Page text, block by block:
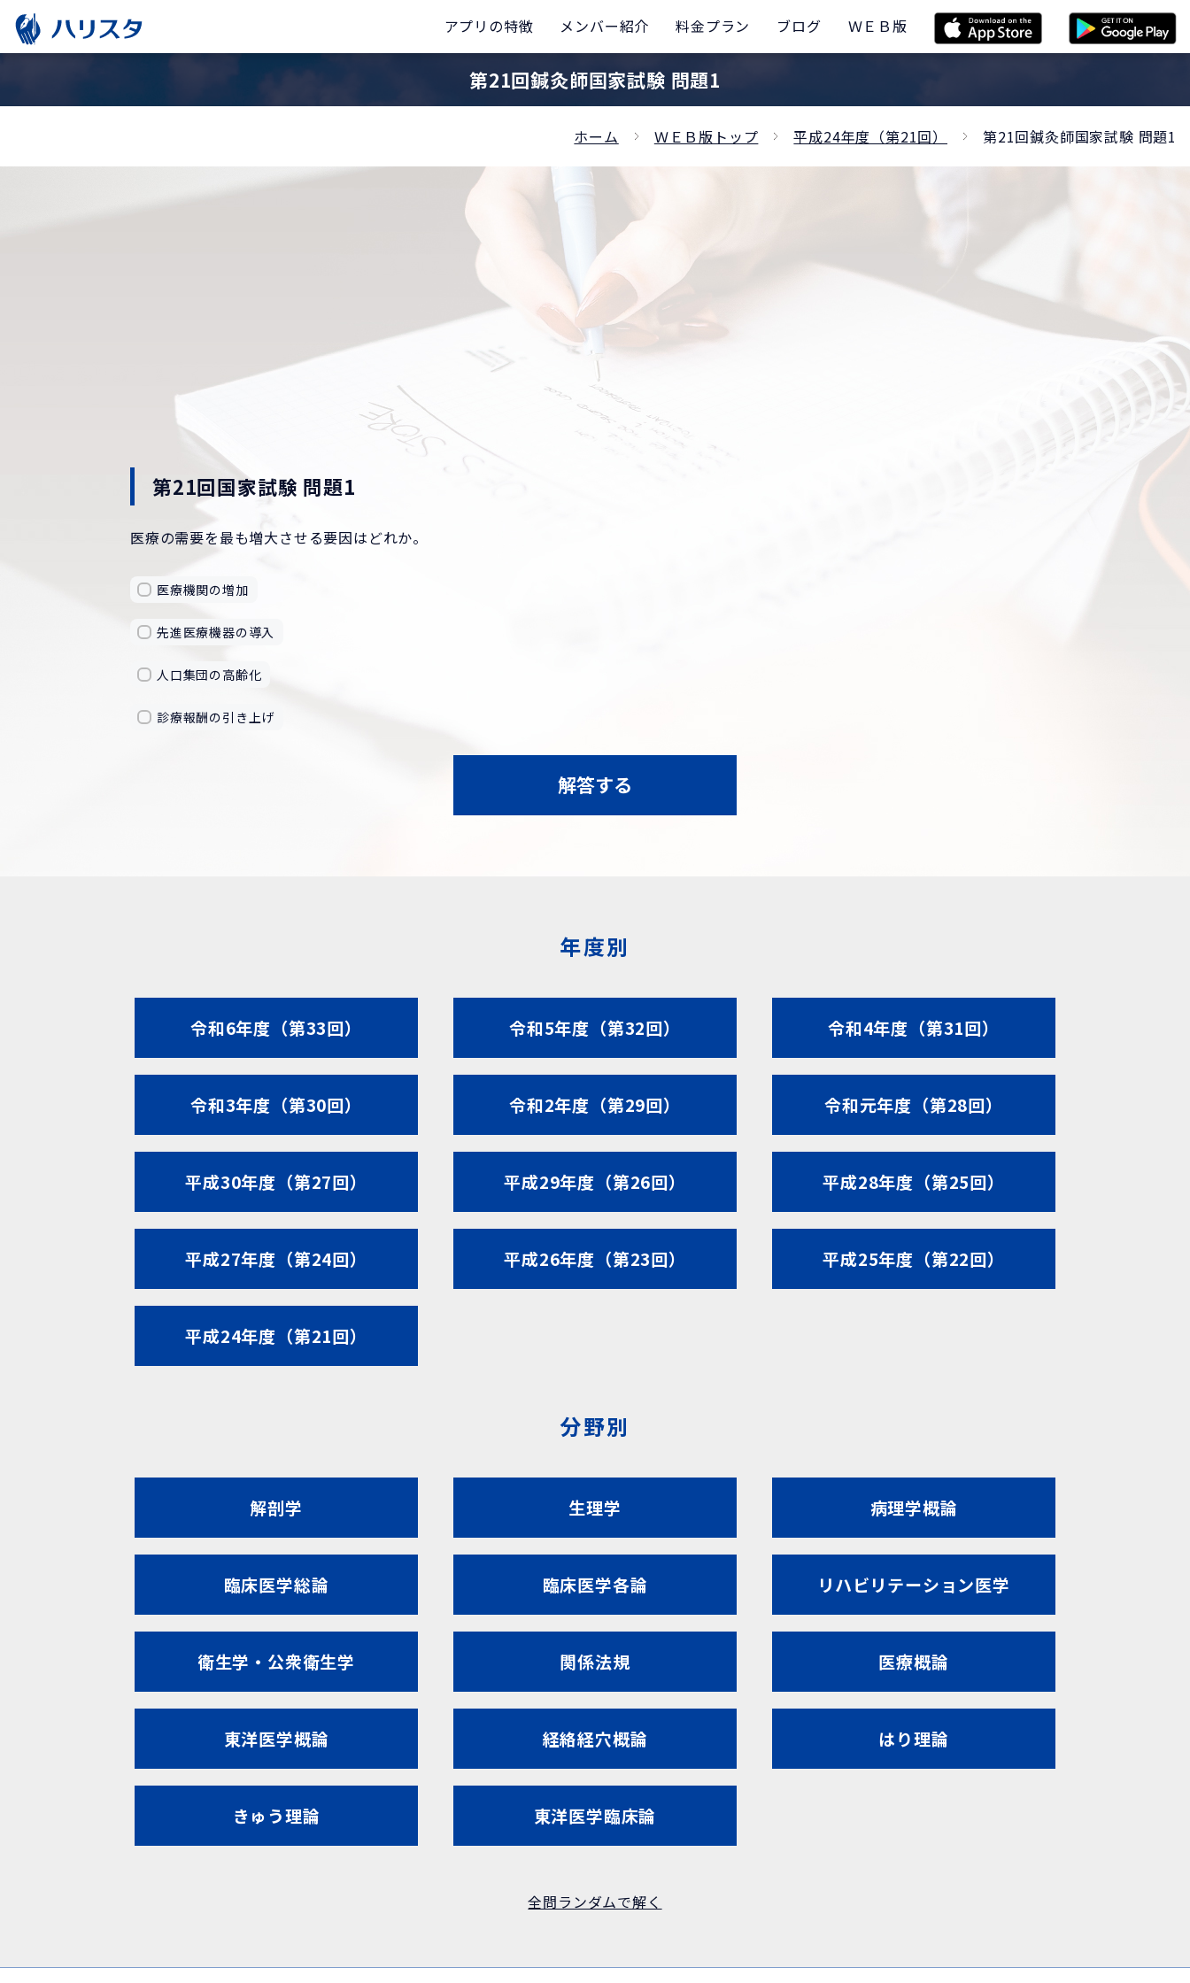
アプリの特徴 メンバー紹介 料金プラン ブログ ＷＥＢ版
第21回鍼灸師国家試験 問題1
ホーム ＷＥＢ版トップ 平成24年度（第21回） 第21回鍼灸師国家試験 問題1
第21回国家試験 問題1
医療の需要を最も増大させる要因はどれか。
医療機関の増加
先進医療機器の導入
人口集団の高齢化
診療報酬の引き上げ
解答する
年度別
令和6年度（第33回） 令和5年度（第32回） 令和4年度（第31回）
令和3年度（第30回） 令和2年度（第29回） 令和元年度（第28回）
平成30年度（第27回） 平成29年度（第26回） 平成28年度（第25回）
平成27年度（第24回） 平成26年度（第23回） 平成25年度（第22回）
平成24年度（第21回）
分野別
解剖学 生理学 病理学概論
臨床医学総論 臨床医学各論 リハビリテーション医学
衛生学・公衆衛生学 関係法規 医療概論
東洋医学概論 経絡経穴概論 はり理論
きゅう理論 東洋医学臨床論
全問ランダムで解く